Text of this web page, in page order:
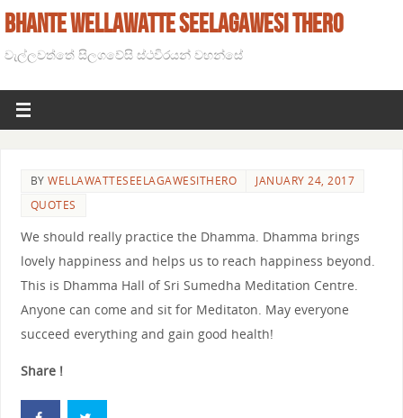
BHANTE WELLAWATTE SEELAGAWESI THERO
වැල්ලවත්තේ සිලගවේසි ස්ථවිරයන් වහන්සේ
BYWELLAWATTESEELAGAWESITHERO
JANUARY 24, 2017
QUOTES
We should really practice the Dhamma. Dhamma brings
lovely happiness and helps us to reach happiness beyond.
This is Dhamma Hall of Sri Sumedha Meditation Centre.
Anyone can come and sit for Meditaton. May everyone
succeed everything and gain good health!
Share !